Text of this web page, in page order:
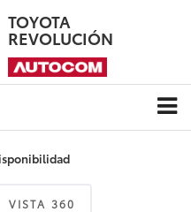
TOYOTA
REVOLUCIÓN
VISTA 360
No
luego